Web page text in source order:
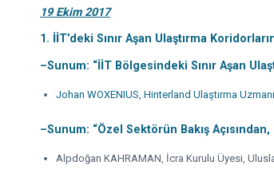
19 Ekim 2017
1. İİT’deki Sınır Aşan Ulaştırma
–Sunum: “İİT Bölgesindeki Sınır Aşan
Johan WOXENIUS, Hinterland Ulaştırma
–Sunum: “Özel Sektörün Bakış
Alpdoğan KAHRAMAN, İcra Kurulu Üyesi,